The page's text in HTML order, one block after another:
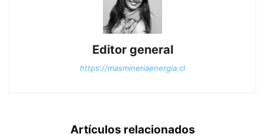
Editor general
https://masmineriaenergia.cl
Artículos relacionados